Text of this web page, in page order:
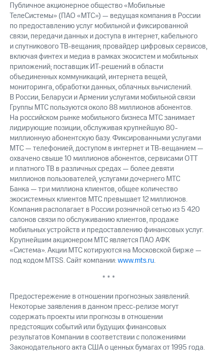
Публичное акционерное общество «Мобильные
ТелеСистемы» (ПАО «МТС») — ведущая компания в России
по предоставлению услуг мобильной и фиксированной
связи, передачи данных и доступа в интернет, кабельного
и спутникового ТВ-вещания; провайдер цифровых сервисов,
включая финтех и медиа в рамках экосистем и мобильных
приложений; поставщик ИТ-решений в области
объединенных коммуникаций, интернета вещей,
мониторинга, обработки данных, облачных вычислений.
В России, Беларуси и Армении услугами мобильной связи
Группы МТС пользуются около 88 миллионов абонентов.
На российском рынке мобильного бизнеса МТС занимает
лидирующие позиции, обслуживая крупнейшую 80-
миллионную абонентскую базу. Фиксированными услугами
МТС — телефонией, доступом в интернет и ТВ-вещанием —
охвачено свыше 10 миллионов абонентов, сервисами OTT
и платного ТВ в различных средах — более девяти
миллионов пользователей, услугами дочернего МТС
Банка — три миллиона клиентов, общее количество
экосистемных клиентов МТС превышает 12 миллионов.
Компания располагает в России розничной сетью из 5 420
салонов связи по обслуживанию клиентов, продаже
мобильных устройств и предоставлению финансовых услуг.
Крупнейшим акционером МТС является ПАО АФК
«Система». Акции МТС котируются на Московской бирже —
под кодом MTSS. Сайт компании:www.mts.ru.
* * *
Предостережение в отношении прогнозных заявлений.
Некоторые заявления в данном пресс-релизе могут
содержать проекты или прогнозы в отношении
предстоящих событий или будущих финансовых
результатов Компании в соответствии с положениями
Законодательного акта США о ценных бумагах от 1995 года.